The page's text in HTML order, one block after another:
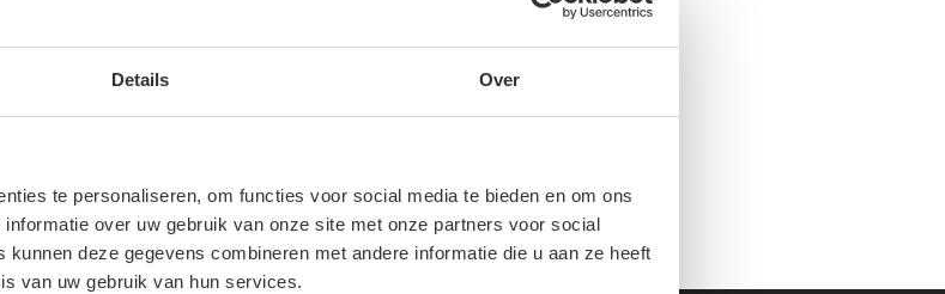
Details Over
te personaliseren, om functies voor social media te bieden en om ons
over uw gebruik van onze site met onze partners voor social
deze gegevens combineren met andere informatie die u aan ze heeft
van uw gebruik van hun services.